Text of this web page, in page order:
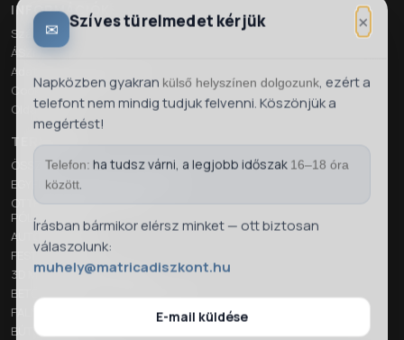
INFORMÁCIÓK
Szállítás
ÁSZF
Adatkezelési Tájékoztató
Cookie kezelés
Oldaltérkép
TERMÉKEK
ÖSSZES
EGYEDI KÍVÁNSÁGOD ALAPJÁN
OTTHON FELVASALHATÓ
PÓLÓMATRICA
AUTÓ MATRICÁK
FESTŐSABLONOK
3D MŰGYANTA MATRICÁK
BETÖRÉSVÉDELMI HŐVÉDŐ FÓLIÁK
FALMATRICÁK
BÚTORFÓLIÁK
✉ Szíves türelmedet kérjük ×
Napközben gyakran külső helyszínen dolgozunk, ezért a
telefont nem mindig tudjuk felvenni. Köszönjük a
megértést!
Telefon: ha tudsz várni, a legjobb időszak 16–18 óra
között.
Írásban bármikor elérsz minket — ott biztosan
válaszolunk:
muhely@matricadiszkont.hu
E-mail küldése